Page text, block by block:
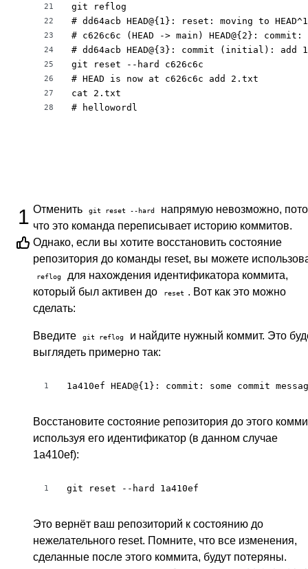
21
22
23
24
25
26
27
28
git reflog
# dd64acb HEAD@{1}: reset: moving to HEAD^1
# c626c6c (HEAD -> main) HEAD@{2}:
# dd64acb HEAD@{3}: commit (initial): add
git reset --hard c626c6c
# HEAD is now at c626c6c add 2.txt
cat 2.txt
# hellowordl
1 Отменить git reset --hard
напрямую невозможно,
что это команда переписывает историю коммитов.
Однако, если вы хотите восстановить состояние
репозитория до команды reset, вы можете
reflog
для нахождения идентификатора коммита,
который был активен до
reset . Вот как это можно
сделать:
Введите git reflog
и найдите нужный коммит. Это
выглядеть примерно так:
1 1a410ef HEAD@{1}: commit: some commit
Восстановите состояние репозитория до этого
используя его идентификатор (в данном случае
1a410ef):
1 git reset --hard 1a410ef
Это вернёт ваш репозиторий к состоянию до
нежелательного reset. Помните, что все изменения,
сделанные после этого коммита, будут потеряны.